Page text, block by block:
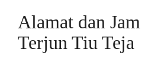
Alamat dan
Terjun Tiu Teja